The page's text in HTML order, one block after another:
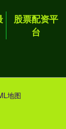
股票配资平
台
地图